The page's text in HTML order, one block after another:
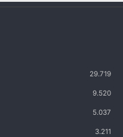
29.719
9.520
5.037
3.211